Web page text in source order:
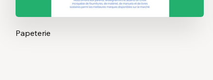
Papeterie